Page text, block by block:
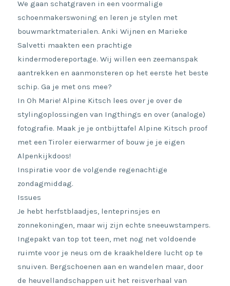
We gaan schatgraven in een voormalige
schoenmakerswoning en leren je stylen met
bouwmarktmaterialen. Anki Wijnen en Marieke
Salvetti maakten een prachtige
kindermodereportage. Wij willen een zeemanspak
aantrekken en aanmonsteren op het eerste het beste
schip. Ga je met ons mee?
In Oh Marie! Alpine Kitsch lees over je over de
stylingoplossingen van Ingthings en over (analoge)
fotografie. Maak je je ontbijttafel Alpine Kitsch proof
met een Tiroler eierwarmer of bouw je je eigen
Alpenkijkdoos!
Inspiratie voor de volgende regenachtige
zondagmiddag.
Issues
Je hebt herfstblaadjes, lenteprinsjes en
zonnekoningen, maar wij zijn echte sneeuwstampers.
Ingepakt van top tot teen, met nog net voldoende
ruimte voor je neus om de kraakheldere lucht op te
snuiven. Bergschoenen aan en wandelen maar, door
de heuvellandschappen uit het reisverhaal van